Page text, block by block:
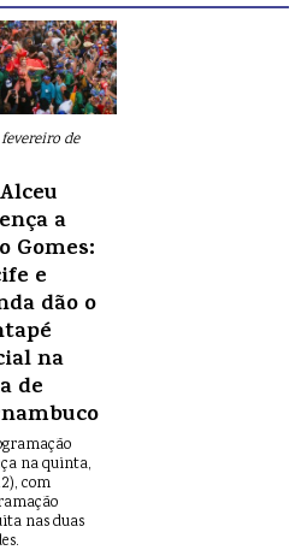
fevereiro de
a
Gomes:
e
dão o
na
de
na quinta,
com
nas duas